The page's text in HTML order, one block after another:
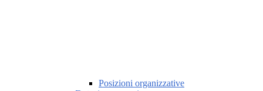
Posizioni organizzative